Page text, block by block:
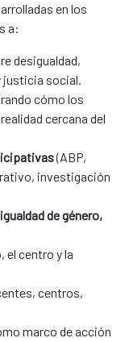
en los
a:
desigualdad,
justicia social.
cómo los
cercana del
(ABP,
investigación
de género,
el centro y la
centros,
marco de acción